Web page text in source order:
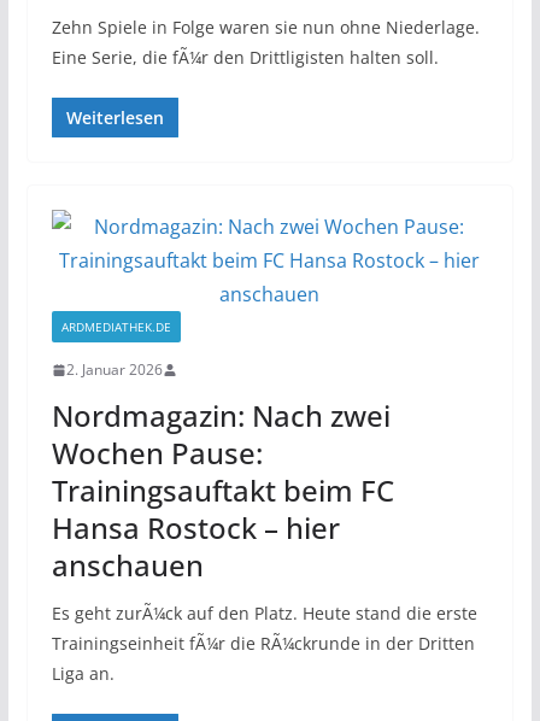
Zehn Spiele in Folge waren sie nun ohne Niederlage.
Eine Serie, die fÃ¼r den Drittligisten halten soll.
Weiterlesen
ARDMEDIATHEK.DE
2. Januar 2026
Nordmagazin: Nach zwei
Wochen Pause:
Trainingsauftakt beim FC
Hansa Rostock – hier
anschauen
Es geht zurÃ¼ck auf den Platz. Heute stand die erste
Trainingseinheit fÃ¼r die RÃ¼ckrunde in der Dritten
Liga an.